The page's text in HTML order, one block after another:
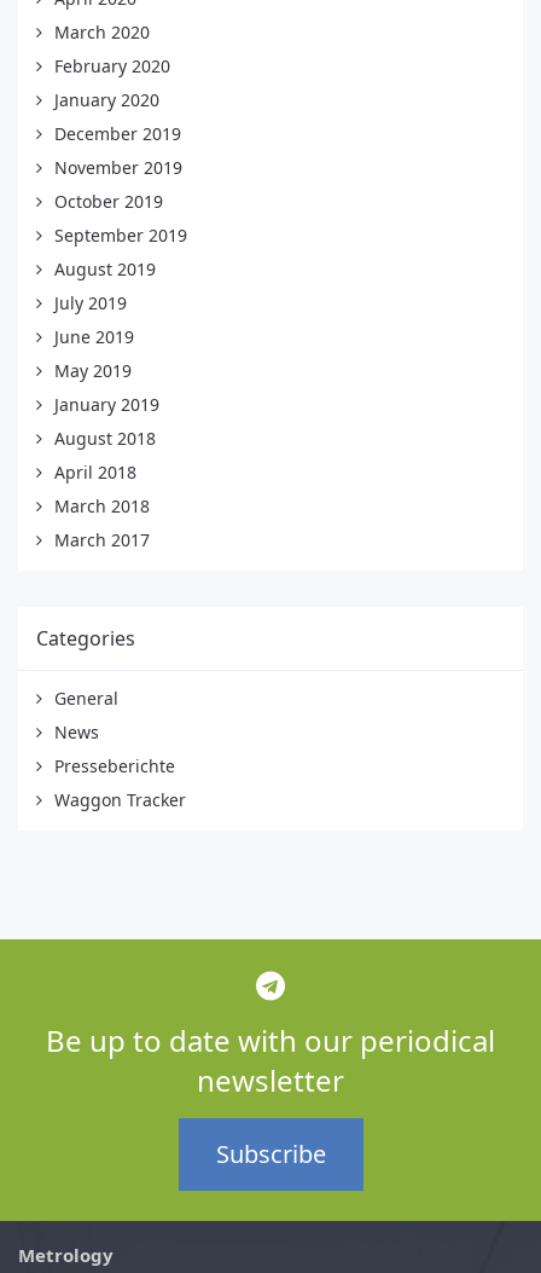
March 2020
February 2020
January 2020
December 2019
November 2019
October 2019
September 2019
August 2019
July 2019
June 2019
May 2019
January 2019
August 2018
April 2018
March 2018
March 2017
Categories
General
News
Presseberichte
Waggon Tracker
Be up to date with our periodical
newsletter
Subscribe
Metrology